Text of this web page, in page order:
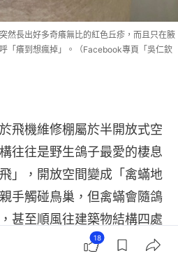
然長出好多奇癢無比的紅色丘疹，而且只在腋
「癢到想瘋掉」。（Facebook專頁「吳仁欽
於飛機維修棚屬於半開放式空
往往是野生鴿子最愛的棲息
」，開放空間變成「禽蟎地
手觸碰鳥巢，但禽蟎會隨鴿
甚至順風往建築物結構四處
。
18